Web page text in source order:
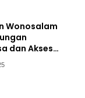
Wonosalam
dan Akses